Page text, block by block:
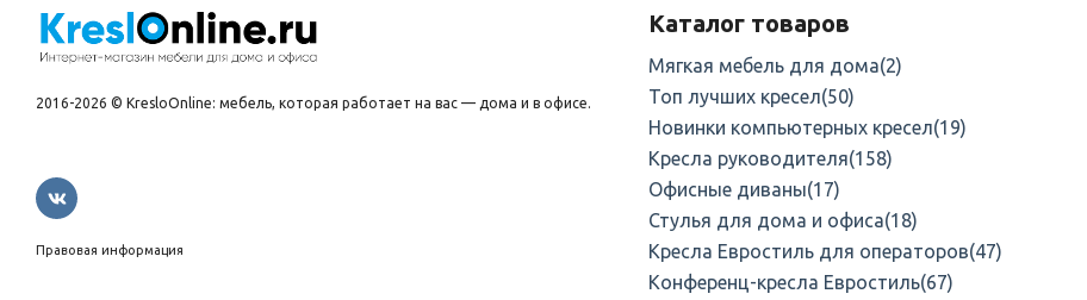
2016-2026 © KresloOnline: мебель, которая работает на вас — дома и в офисе.
Правовая информация
Каталог товаров
Мягкая мебель для дома(2)
Топ лучших кресел(50)
Новинки компьютерных кресел(19)
Кресла руководителя(158)
Офисные диваны(17)
Стулья для дома и офиса(18)
Кресла Евростиль для операторов(47)
Конференц-кресла Евростиль(67)